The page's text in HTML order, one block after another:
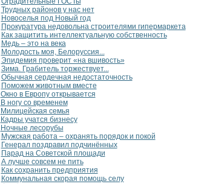
Трудных районов у нас нет
Новоселья под Новый год
Прокуратура недовольна строителями гипермаркета
Как защитить интеллектуальную собственность
Медь – это на века
Молодость моя, Белоруссия...
Эпидемия проверит «на вшивость»
Зима. Грабитель торжествует...
Обычная сердечная недостаточность
Поможем животным вместе
Окно в Европу открывается
В ногу со временем
Милицейская семья
Кадры учатся бизнесу
Ночные лесорубы
Мужская работа – охранять порядок и покой
Генерал поздравил подчинённых
Парад на Советской площади
А лучше совсем не пить
Как сохранить предприятия
Коммунальная скорая помощь селу